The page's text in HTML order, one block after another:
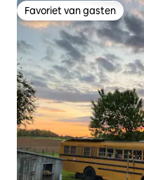
Favoriet van gasten
Favoriet van gasten